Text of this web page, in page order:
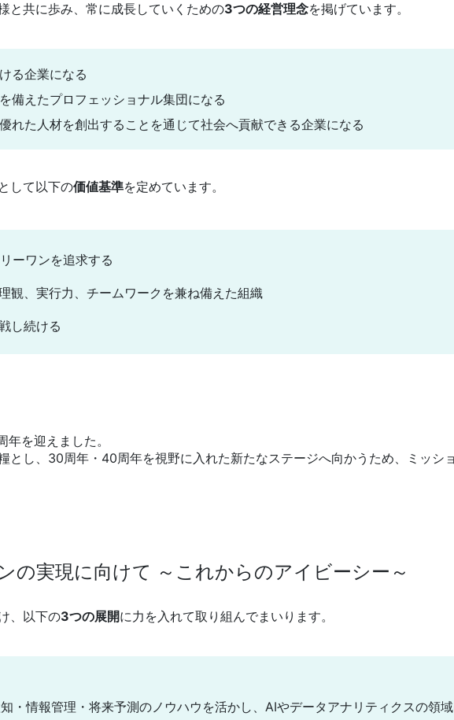
と共に歩み、常に成長していくための3つの経営理念を掲げています。
る企業になる
備えたプロフェッショナル集団になる
れた人材を創出することを通じて社会へ貢献できる企業になる
して以下の価値基準を定めています。
ーワンを追求する
観、実行力、チームワークを兼ね備えた組織
し続ける
を迎えました。
とし、30周年・40周年を視野に入れた新たなステージへ向かうため、ミッシ
の実現に向けて ～これからのアイビーシー～
、以下の3つの展開に力を入れて取り組んでまいります。
・情報管理・将来予測のノウハウを活かし、AIやデータアナリティクスの領